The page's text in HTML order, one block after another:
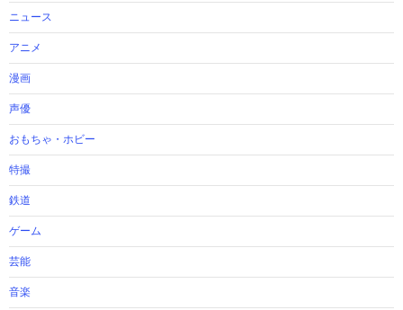
ニュース
アニメ
漫画
声優
おもちゃ・ホビー
特撮
鉄道
ゲーム
芸能
音楽